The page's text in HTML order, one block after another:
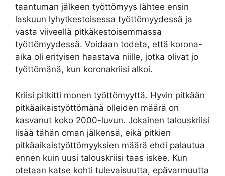
taantuman jälkeen työttömyys lähtee ensin
laskuun lyhytkestoisessa työttömyydessä ja
vasta viiveellä pitkäkestoisemmassa
työttömyydessä. Voidaan todeta, että korona-
aika oli erityisen haastava niille, jotka olivat jo
työttömänä, kun koronakriisi alkoi.
Kriisi pitkitti monen työttömyyttä. Hyvin pitkään
pitkäaikaistyöttömänä olleiden määrä on
kasvanut koko 2000-luvun. Jokainen talouskriisi
lisää tähän oman jälkensä, eikä pitkien
pitkäaikaistyöttömyyksien määrä ehdi palautua
ennen kuin uusi talouskriisi taas iskee. Kun
otetaan katse kohti tulevaisuutta, epävarmuutta